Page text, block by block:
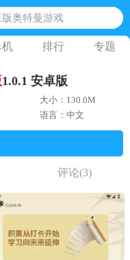
奥特曼游戏
服 地铁跑酷体验服版本
版 黎明觉醒生机国际服
对体验服
机 排行 专题
1.0.1 安卓版
大小：130.0M
语言：中文
评论(3)